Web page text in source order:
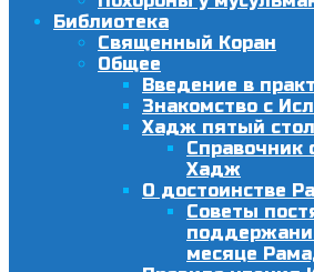
Библиотека
Священный Коран
Общее
Введение в
Знакомство с
Хадж пятый
Хадж
О достоинстве
Советы
месяце